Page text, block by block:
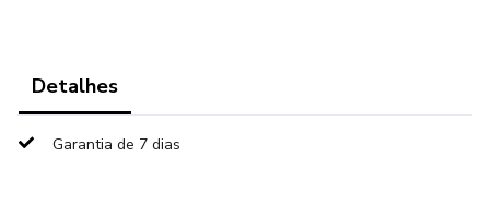
Detalhes
Garantia de 7 dias